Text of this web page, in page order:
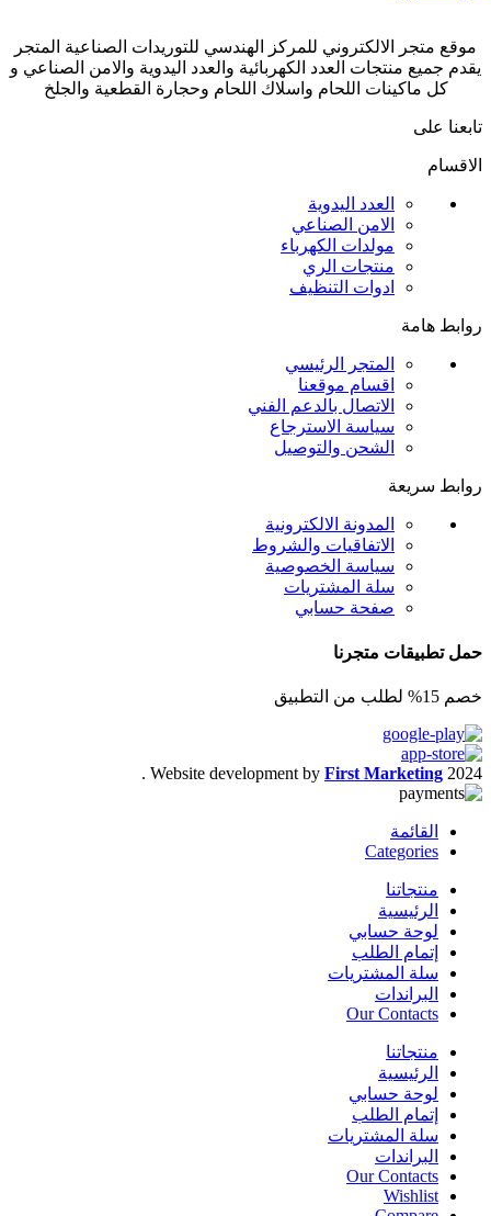
موقع متجر الالكتروني للمركز الهندسي للتوريدات الصناعية المتجر
يقدم جميع منتجات العدد الكهربائية والعدد اليدوية والامن الصناعي و
كل ماكينات اللحام واسلاك اللحام وحجارة القطعية والجلخ
تابعنا على
الاقسام
العدد اليدوية
الامن الصناعي
مولدات الكهرباء
منتجات الري
ادوات التنظيف
روابط هامة
المتجر الرئيسي
اقسام موقعنا
الاتصال بالدعم الفني
سياسة الاسترجاع
الشحن والتوصيل
روابط سريعة
المدونة الالكترونية
الاتفاقيات والشروط
سياسة الخصوصية
سلة المشتريات
صفحة حسابي
حمل تطبيقات متجرنا
خصم 15% لطلب من التطبيق
Website development by First Marketing 2024
.
القائمة
Categories
منتجاتنا
الرئيسية
لوحة حسابي
إتمام الطلب
سلة المشتريات
البراندات
Our Contacts
منتجاتنا
الرئيسية
لوحة حسابي
إتمام الطلب
سلة المشتريات
البراندات
Our Contacts
Wishlist